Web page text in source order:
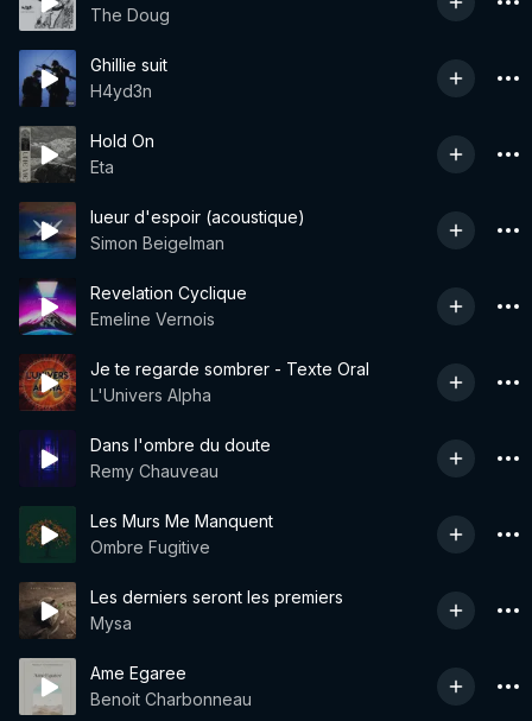
The Doug
Ghillie suit
H4yd3n
Hold On
Eta
lueur d'espoir (acoustique)
Simon Beigelman
Revelation Cyclique
Emeline Vernois
Je te regarde sombrer - Texte Oral
L'Univers Alpha
Dans l'ombre du doute
Remy Chauveau
Les Murs Me Manquent
Ombre Fugitive
Les derniers seront les premiers
Mysa
Ame Egaree
Benoit Charbonneau